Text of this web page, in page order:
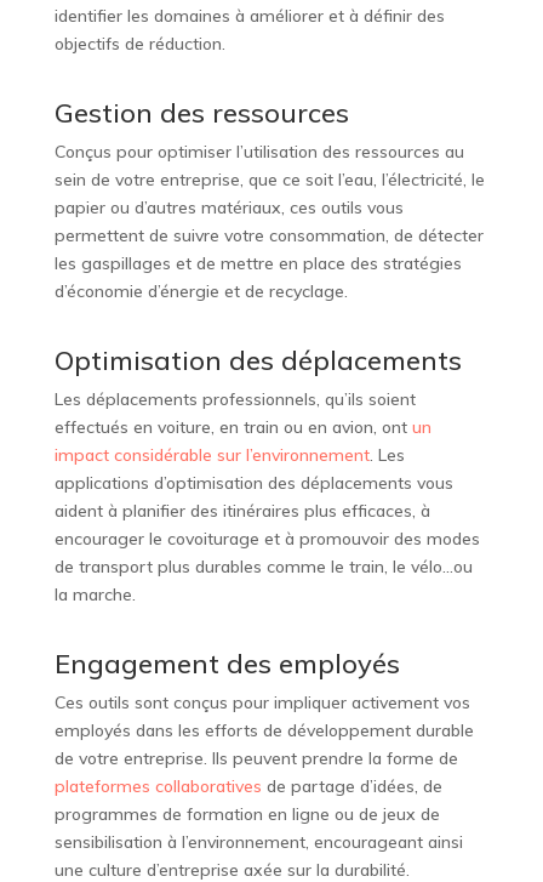
identifier les domaines à améliorer et à définir des
objectifs de réduction.
Gestion des ressources
Conçus pour optimiser l’utilisation des ressources au
sein de votre entreprise, que ce soit l’eau, l’électricité, le
papier ou d’autres matériaux, ces outils vous
permettent de suivre votre consommation, de détecter
les gaspillages et de mettre en place des stratégies
d’économie d’énergie et de recyclage.
Optimisation des déplacements
Les déplacements professionnels, qu’ils soient
effectués en voiture, en train ou en avion, ont un
impact considérable sur l’environnement. Les
applications d’optimisation des déplacements vous
aident à planifier des itinéraires plus efficaces, à
encourager le covoiturage et à promouvoir des modes
de transport plus durables comme le train, le vélo…ou
la marche.
Engagement des employés
Ces outils sont conçus pour impliquer activement vos
employés dans les efforts de développement durable
de votre entreprise. Ils peuvent prendre la forme de
plateformes collaboratives de partage d’idées, de
programmes de formation en ligne ou de jeux de
sensibilisation à l’environnement, encourageant ainsi
une culture d’entreprise axée sur la durabilité.